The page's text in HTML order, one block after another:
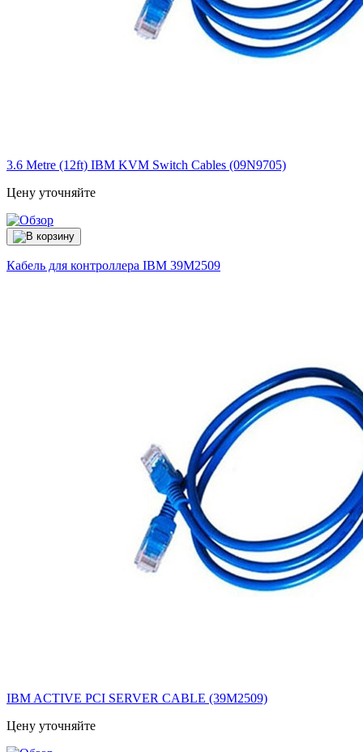
3.6 Metre (12ft) IBM KVM Switch Cables (09N9705)
Цену уточняйте
Кабель для контроллера IBM 39M2509
IBM ACTIVE PCI SERVER CABLE (39M2509)
Цену уточняйте